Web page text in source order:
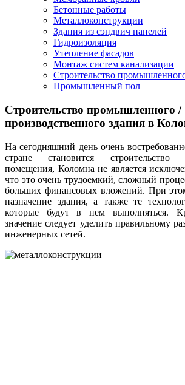
Бетонные работы
Металлоконструкции
Здания из сэндвич панелей
Гидроизоляция
Утепление фасадов
Монтаж систем канализации
Строительство
Промышленный пол
Строительство промышленного /
производственного здания в
На сегодняшний день очень
стране становится строительство
помещения, Коломна не является
что это очень трудоемкий, сложный
больших финансовых вложений. При
назначение здания, а также те
которые будут в нем выполняться.
значение следует уделить правильному
инженерных сетей.